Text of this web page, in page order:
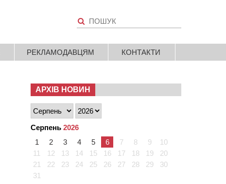
РЕКЛАМОДАВЦЯМ КОНТАКТИ
АРХІВ НОВИН
Серпень 2026
1
2 3 4 5 6 7 8 9
10
11
12 13 14 15 16 17 18 19
20
21
22 23 24 25 26 27 28 29
30
31